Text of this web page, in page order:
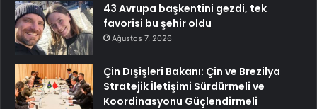
43 Avrupa başkentini gezdi, tek
favorisi bu şehir oldu
Ağustos 7, 2026
Çin Dışişleri Bakanı: Çin ve Brezilya
Stratejik İletişimi Sürdürmeli ve
Koordinasyonu Güçlendirmeli